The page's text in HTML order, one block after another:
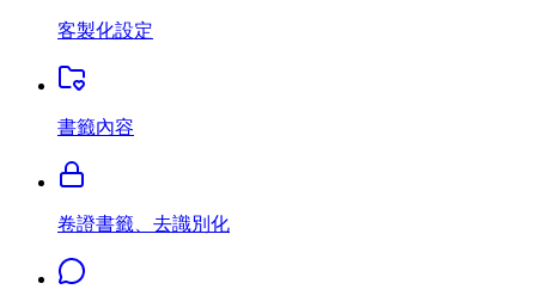
客製化設定
書籤內容
卷證書籤、去識別化